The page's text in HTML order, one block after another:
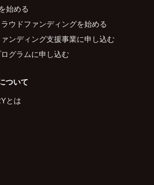
始める
ウドファンディングを始める
ンディング支援事業に申し込む
グラムに申し込む
ついて
とは